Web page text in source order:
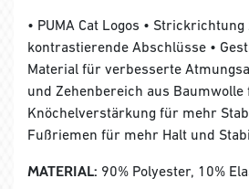
• PUMA Cat Logos •
kontrastierende Abschlüsse •
Material für verbesserte
und Zehenbereich aus
Knöchelverstärkung für mehr
Fußriemen für mehr Halt und
MATERIAL: 90% Polyester, 10%